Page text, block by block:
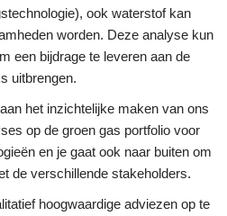
ook waterstof kan
worden. Deze analyse kun
een bijdrage te leveren aan de
uitbrengen.
het inzichtelijke maken van ons
op de groen gas portfolio voor
en je gaat ook naar buiten om
de verschillende stakeholders.
hoogwaardige adviezen op te